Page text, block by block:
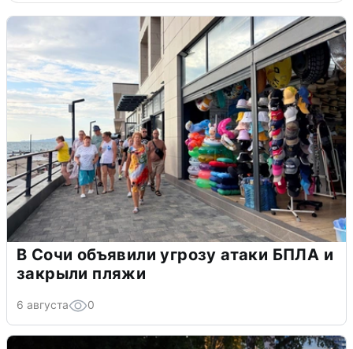
В Сочи объявили угрозу атаки БПЛА и
закрыли пляжи
6 августа 0